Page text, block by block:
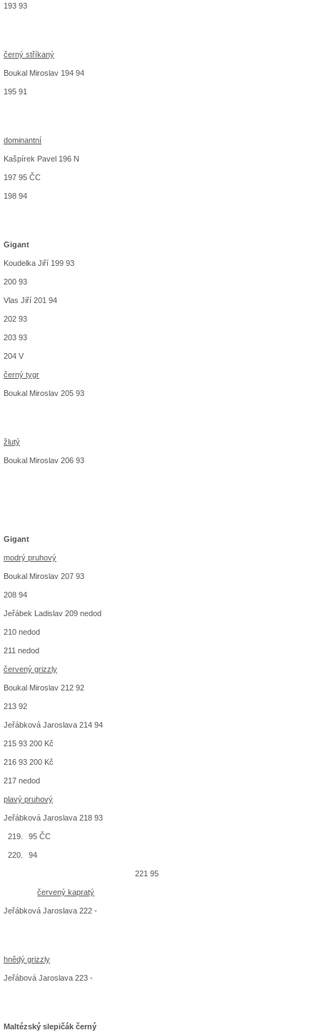
193 93
černý stříkaný
Boukal Miroslav 194 94
195 91
dominantní
Kašpírek Pavel 196 N
197 95 ČC
198 94
Gigant
Koudelka Jiří 199 93
200 93
Vlas Jiří 201 94
202 93
203 93
204 V
černý tygr
Boukal Miroslav 205 93
žlutý
Boukal Miroslav 206 93
Gigant
modrý pruhový
Boukal Miroslav 207 93
208 94
Jeřábek Ladislav 209 nedod
210 nedod
211 nedod
červený grizzly
Boukal Miroslav 212 92
213 92
Jeřábková Jaroslava 214 94
215 93 200 Kč
216 93 200 Kč
217 nedod
plavý pruhový
Jeřábková Jaroslava 218 93
95 ČC
94
221 95
červený kapratý
Jeřábková Jaroslava 222 -
hnědý grizzly
Jeřábová Jaroslava 223 -
Maltézský slepičák černý